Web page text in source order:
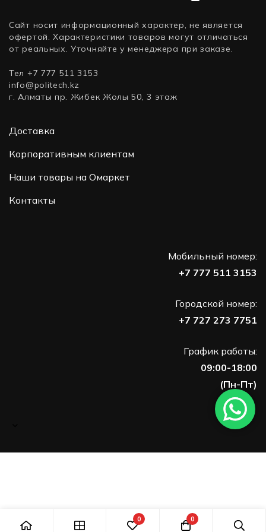
Сайт носит информационный характер, не является
офертой. Характеристики товаров могут отличаться
от реальных. Уточняйте у менеджера при заказе.
Тел +7 777 511 3153
info@politech.kz
г. Алматы пр. Жибек Жолы 50, 3 этаж
Доставка
Корпоративным клиентам
Наши товары на Омаркет
Контакты
Мобильный номер:
+7 777 511 3153
Городской номер:
+7 727 273 7751
График работы:
09:00-18:00
(Пн-Пт)
0 0